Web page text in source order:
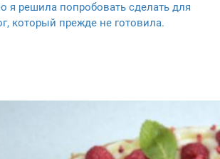
я решила попробовать сделать для
который прежде не готовила.